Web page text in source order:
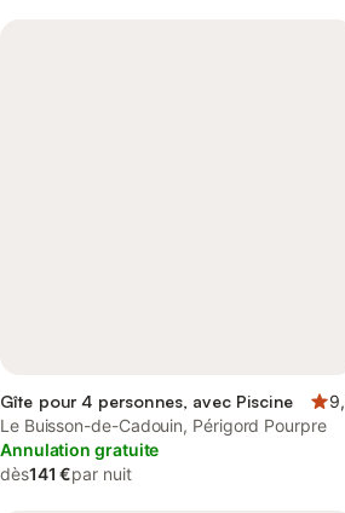
Gîte pour 4 personnes, avec Piscine
Le Buisson-de-Cadouin, Périgord Pourpre
Annulation gratuite
dès141 €par nuit